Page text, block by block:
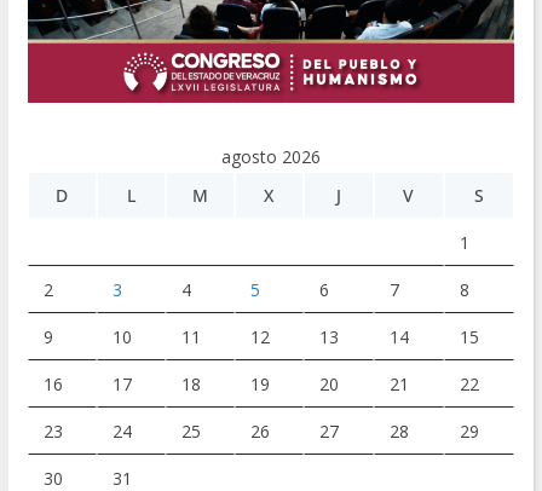
agosto 2026
D
L M X J V S
1
2 3 4 5 6 7 8
9 10 11 12 13 14 15
16 17 18 19 20 21 22
23 24 25 26 27 28 29
30 31